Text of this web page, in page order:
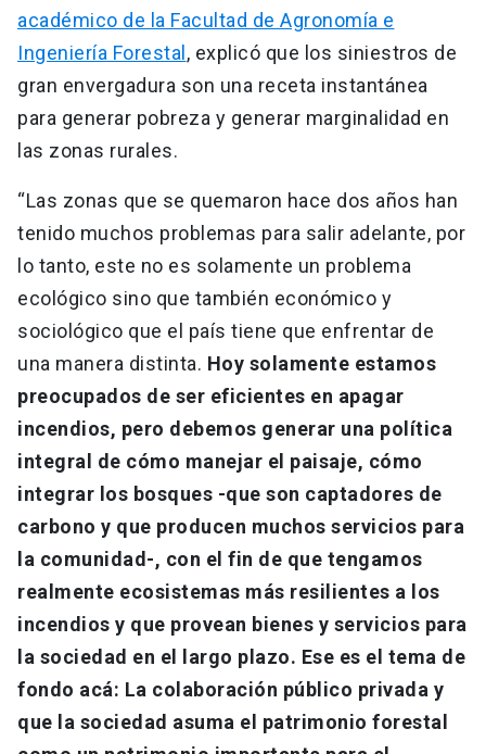
académico de la Facultad de Agronomía e
Ingeniería Forestal , explicó que los siniestros de
gran envergadura son una receta instantánea
para generar pobreza y generar marginalidad en
las zonas rurales.
“Las zonas que se quemaron hace dos años han
tenido muchos problemas para salir adelante, por
lo tanto, este no es solamente un problema
ecológico sino que también económico y
sociológico que el país tiene que enfrentar de
una manera distinta. Hoy solamente estamos
preocupados de ser eficientes en apagar
incendios, pero debemos generar una política
integral de cómo manejar el paisaje, cómo
integrar los bosques -que son captadores de
carbono y que producen muchos servicios para
la comunidad-, con el fin de que tengamos
realmente ecosistemas más resilientes a los
incendios y que provean bienes y servicios para
la sociedad en el largo plazo. Ese es el tema de
fondo acá: La colaboración público privada y
que la sociedad asuma el patrimonio forestal